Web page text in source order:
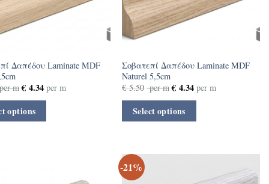
Δαπέδου Laminate MDF
m € 4.34 per m
options
Σοβατεπί Δαπέδου Laminate MDF
Naturel 5,5cm
€5.50 per m €4.34per m
Select options
-21%